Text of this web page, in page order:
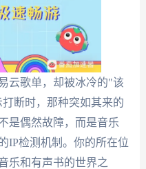
云歌单，却被冰冷的"该
断时，那种突如其来的
是偶然故障，而是音乐
IP检测机制。你的所在位
乐和有声书的世界之